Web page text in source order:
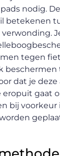
nodig.
betekenen
tegen
beschermen
dat je
gaat
bij voorkeur